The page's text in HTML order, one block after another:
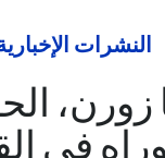
النشرات
زورن،
في